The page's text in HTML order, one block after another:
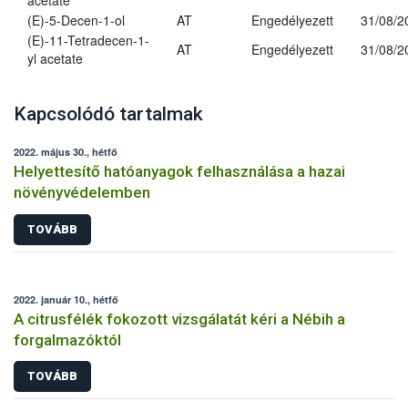
(E)-5-Decen-1-ol
AT Engedélyezett
31/08/
(E)-11-Tetradecen-1-
yl acetate
AT Engedélyezett 31/08/
Kapcsolódó tartalmak
2022. május 30., hétfő
Helyettesítő hatóanyagok felhasználása a hazai
növényvédelemben
TOVÁBB
2022. január 10., hétfő
A citrusfélék fokozott vizsgálatát kéri a Nébih a
forgalmazóktól
TOVÁBB